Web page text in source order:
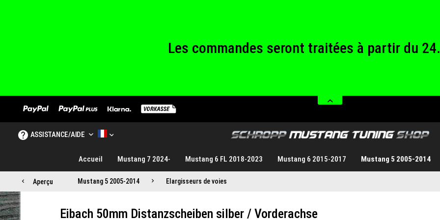
Les commandes seront traitées à partir du
ASSISTANCE/AIDE
Accueil Mustang 7 2024- Mustang 6 FL 2018-2023 Mustang 6 2015-2017 Mustang 5 2005-2014
Aperçu Mustang 5 2005-2014 Elargisseurs de voies
Eibach 50mm Distanzscheiben silber / Vorderachse